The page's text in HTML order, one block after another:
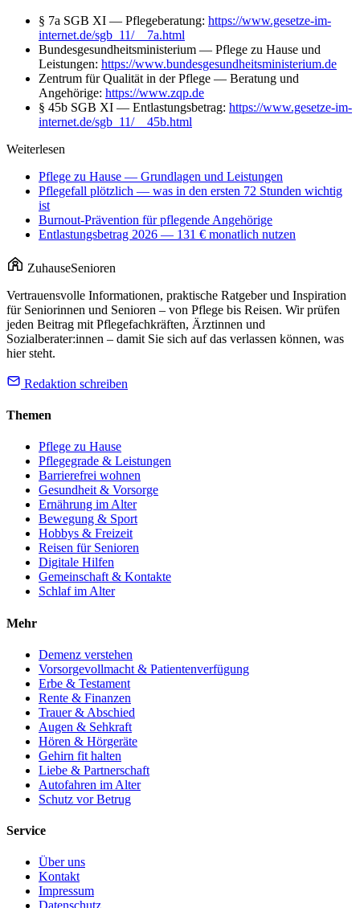
§ 7a SGB XI — Pflegeberatung: https://www.gesetze-im-
internet.de/sgb_11/__7a.html
Bundesgesundheitsministerium — Pflege zu Hause und
Leistungen: https://www.bundesgesundheitsministerium.de
Zentrum für Qualität in der Pflege — Beratung und
Angehörige: https://www.zqp.de
§ 45b SGB XI — Entlastungsbetrag: https://www.gesetze-im-
internet.de/sgb_11/__45b.html
Weiterlesen
Pflege zu Hause — Grundlagen und Leistungen
Pflegefall plötzlich — was in den ersten 72 Stunden wichtig
ist
Burnout-Prävention für pflegende Angehörige
Entlastungsbetrag 2026 — 131 € monatlich nutzen
ZuhauseSenioren
Vertrauensvolle Informationen, praktische Ratgeber und Inspiration
für Seniorinnen und Senioren – von Pflege bis Reisen. Wir prüfen
jeden Beitrag mit Pflegefachkräften, Ärztinnen und
Sozialberater:innen – damit Sie sich auf das verlassen können, was
hier steht.
Redaktion schreiben
Themen
Pflege zu Hause
Pflegegrade & Leistungen
Barrierefrei wohnen
Gesundheit & Vorsorge
Ernährung im Alter
Bewegung & Sport
Hobbys & Freizeit
Reisen für Senioren
Digitale Hilfen
Gemeinschaft & Kontakte
Schlaf im Alter
Mehr
Demenz verstehen
Vorsorgevollmacht & Patientenverfügung
Erbe & Testament
Rente & Finanzen
Trauer & Abschied
Augen & Sehkraft
Hören & Hörgeräte
Gehirn fit halten
Liebe & Partnerschaft
Autofahren im Alter
Schutz vor Betrug
Service
Über uns
Kontakt
Impressum